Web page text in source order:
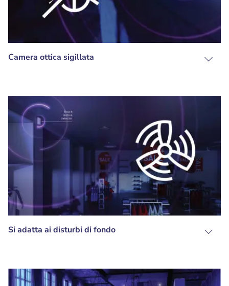
Camera ottica sigillata
Si adatta ai disturbi di fondo